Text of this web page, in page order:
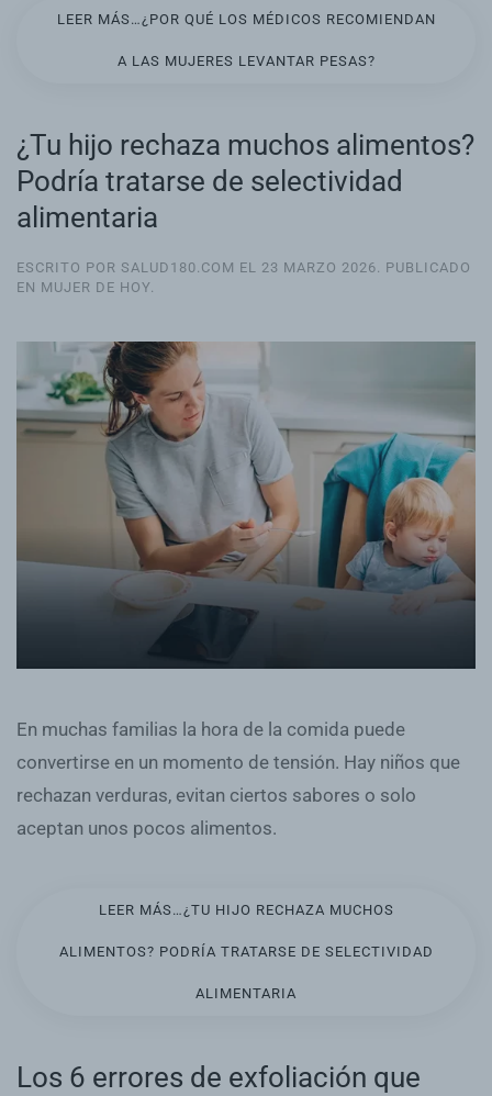
LEER MÁS…¿POR QUÉ LOS MÉDICOS RECOMIENDAN
A LAS MUJERES LEVANTAR PESAS?
¿Tu hijo rechaza muchos alimentos?
Podría tratarse de selectividad
alimentaria
ESCRITO POR SALUD180.COM EL 23 MARZO 2026 . PUBLICADO
EN MUJER DE HOY
En muchas familias la hora de la comida puede
convertirse en un momento de tensión. Hay niños que
rechazan verduras, evitan ciertos sabores o solo
aceptan unos pocos alimentos.
LEER MÁS…¿TU HIJO RECHAZA MUCHOS
ALIMENTOS? PODRÍA TRATARSE DE SELECTIVIDAD
ALIMENTARIA
Los 6 errores de exfoliación que